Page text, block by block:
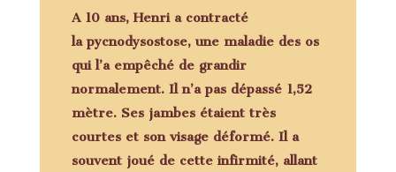
A 10 ans, Henri a contracté
la pycnodysostose, une maladie des os
qui l’a empêché de grandir
normalement. Il n’a pas dépassé 1,52
mètre. Ses jambes étaient très
courtes et son visage déformé. Il a
souvent joué de cette infirmité, allant